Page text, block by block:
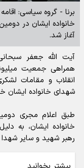
برنا - گروه سیاسی:
خانواده ایشان در
آغاز شد.
آیت الله جعفر
همراهی جمعیت
انقلاب و مقامات
شهدای خانواده ایشان
طبق اعلام مجری
خانواده ایشان، به
رهبر شهید و سایر